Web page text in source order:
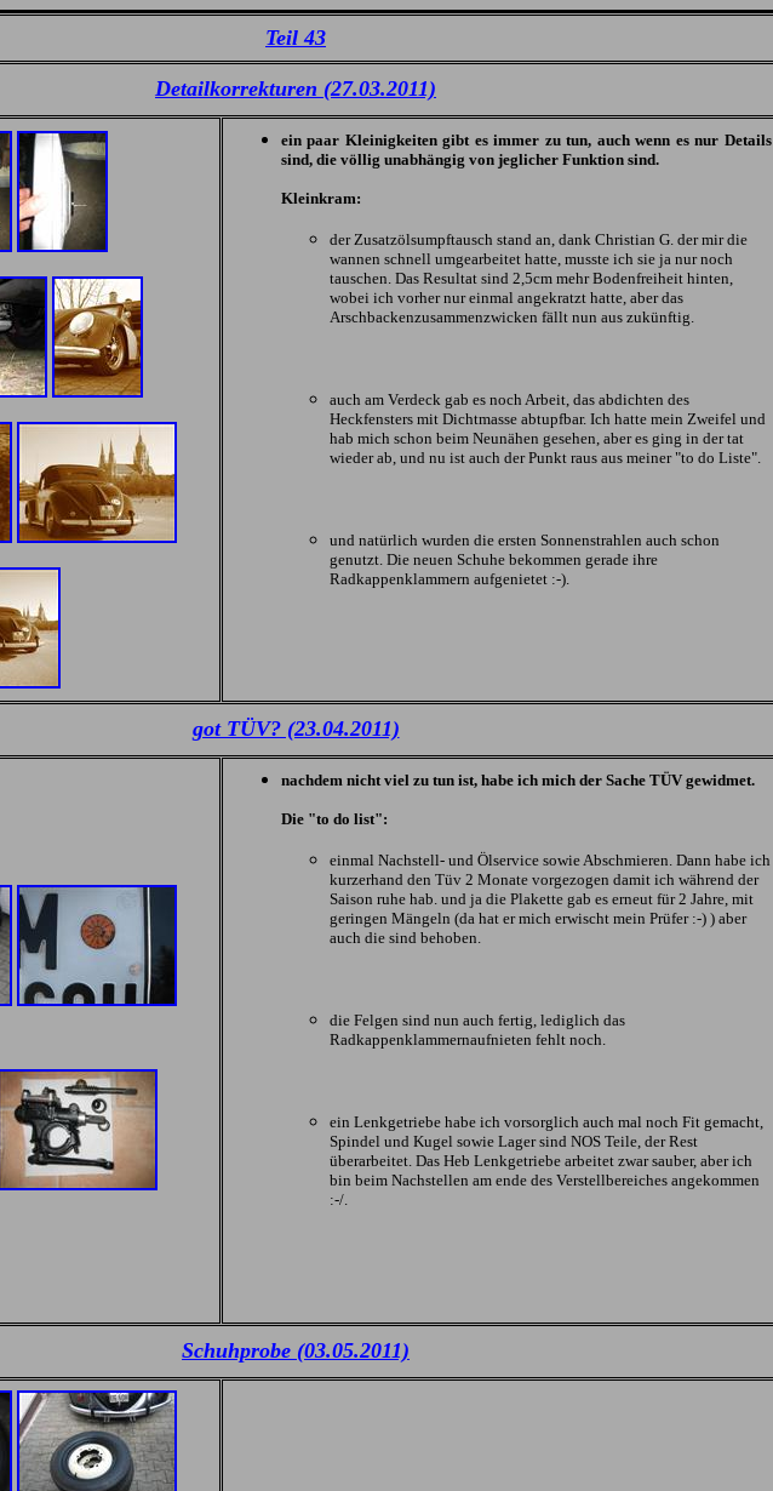
Teil 43
Detailkorrekturen (27.03.2011)
ein paar Kleinigkeiten gibt es immer zu tun, auch wenn es nur Details
sind, die völlig unabhängig von jeglicher Funktion sind.
Kleinkram:
der Zusatzölsumpftausch stand an, dank Christian G. der mir die
wannen schnell umgearbeitet hatte, musste ich sie ja nur noch
tauschen. Das Resultat sind 2,5cm mehr Bodenfreiheit hinten,
wobei ich vorher nur einmal angekratzt hatte, aber das
Arschbackenzusammenzwicken fällt nun aus zukünftig.
auch am Verdeck gab es noch Arbeit, das abdichten des
Heckfensters mit Dichtmasse abtupfbar. Ich hatte mein Zweifel und
hab mich schon beim Neunähen gesehen, aber es ging in der tat
wieder ab, und nu ist auch der Punkt raus aus meiner "to do Liste".
und natürlich wurden die ersten Sonnenstrahlen auch schon
genutzt. Die neuen Schuhe bekommen gerade ihre
Radkappenklammern aufgenietet :-).
got TÜV? (23.04.2011)
nachdem nicht viel zu tun ist, habe ich mich der Sache TÜV gewidmet.
Die "to do list":
einmal Nachstell- und Ölservice sowie Abschmieren. Dann habe ich
kurzerhand den Tüv 2 Monate vorgezogen damit ich während der
Saison ruhe hab. und ja die Plakette gab es erneut für 2 Jahre, mit
geringen Mängeln (da hat er mich erwischt mein Prüfer :-) ) aber
auch die sind behoben.
die Felgen sind nun auch fertig, lediglich das
Radkappenklammernaufnieten fehlt noch.
ein Lenkgetriebe habe ich vorsorglich auch mal noch Fit gemacht,
Spindel und Kugel sowie Lager sind NOS Teile, der Rest
überarbeitet. Das Heb Lenkgetriebe arbeitet zwar sauber, aber ich
bin beim Nachstellen am ende des Verstellbereiches angekommen
:-/.
Schuhprobe (03.05.2011)